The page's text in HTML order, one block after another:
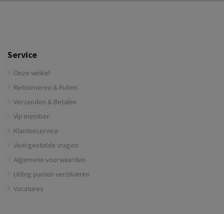
Service
Onze winkel
Retourneren & Ruilen
Verzenden & Betalen
Vip member
Klantenservice
Veel gestelde vragen
Algemene voorwaarden
Uitleg punten verzilveren
Vacatures